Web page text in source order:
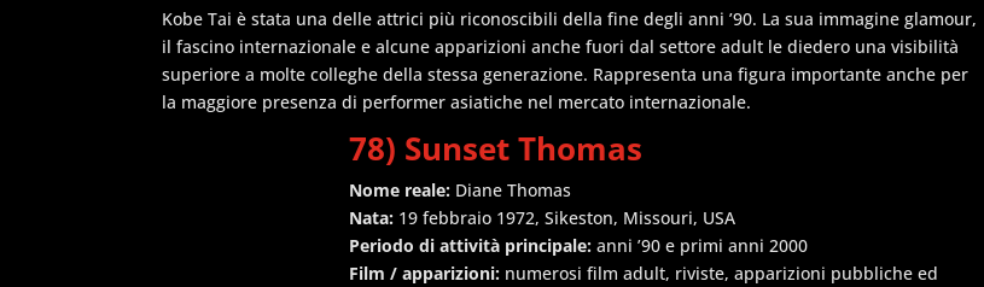
Kobe Tai è stata una delle attrici più riconoscibili della fine degli anni ’90. La sua immagine glamour,
il fascino internazionale e alcune apparizioni anche fuori dal settore adult le diedero una visibilità
superiore a molte colleghe della stessa generazione. Rappresenta una figura importante anche per
la maggiore presenza di performer asiatiche nel mercato internazionale.
78) Sunset Thomas
Nome reale: Diane Thomas
Nata: 19 febbraio 1972, Sikeston, Missouri, USA
Periodo di attività principale: anni ’90 e primi anni 2000
Film / apparizioni: numerosi film adult, riviste, apparizioni pubbliche ed